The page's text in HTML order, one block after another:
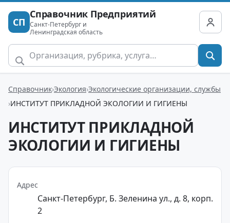
СП
Справочник Предприятий
Санкт-Петербург и
Ленинградская область
Справочник Экология Экологические организации, службы
ИНСТИТУТ ПРИКЛАДНОЙ ЭКОЛОГИИ И ГИГИЕНЫ
ИНСТИТУТ ПРИКЛАДНОЙ
ЭКОЛОГИИ И ГИГИЕНЫ
Адрес
Санкт-Петербург, Б. Зеленина ул., д. 8, корп.
2